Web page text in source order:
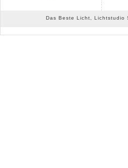
Das Beste Licht, Lichtstudio